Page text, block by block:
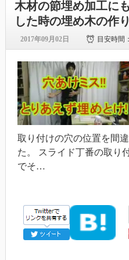
木材の節埋め加工に
した時の埋め木の作
2017年09月02日 目安時間
取り付けの穴の位置を間
た。 スライド丁番の取り
でそ…